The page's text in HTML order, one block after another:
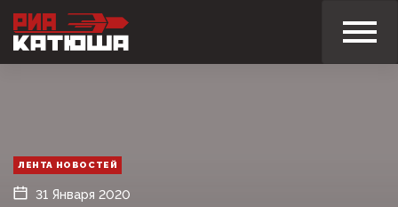
ЛЕНТА НОВОСТЕЙ
31 Января 2020